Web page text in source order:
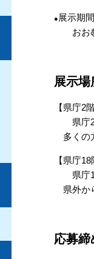
●展示期間
おおむ
展示場
【県庁2
県庁2
多くの
【県庁
県庁18
県外か
応募締